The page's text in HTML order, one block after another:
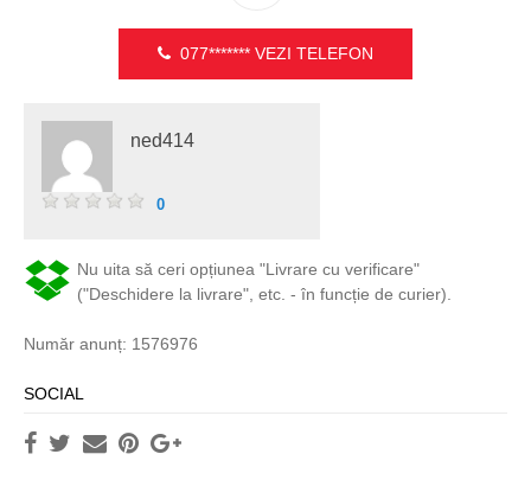
077******* VEZI TELEFON
ned414
0
Nu uita să ceri opțiunea "Livrare cu verificare"
("Deschidere la livrare", etc. - în funcție de curier).
Număr anunț: 1576976
SOCIAL